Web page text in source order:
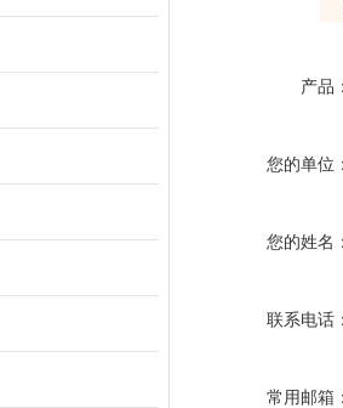
产品：
您的单位：
您的姓名：
联系电话：
常用邮箱：